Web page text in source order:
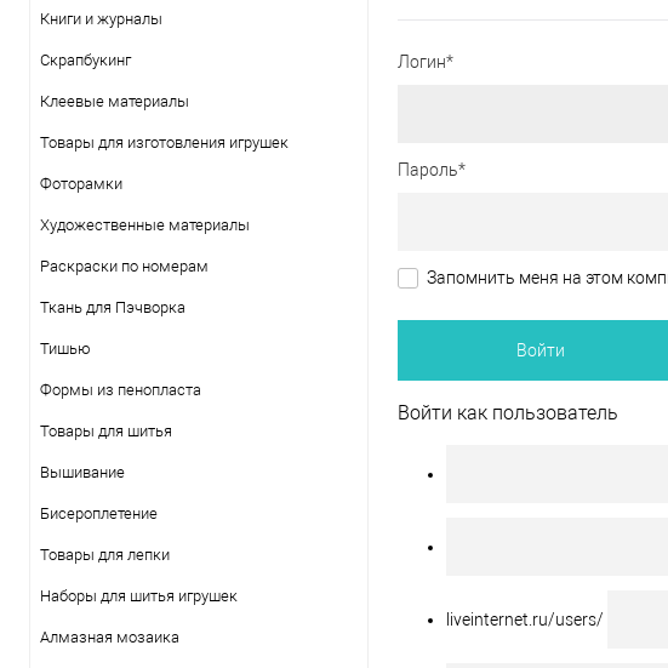
Книги и журналы
Скрапбукинг
Клеевые материалы
Товары для изготовления игрушек
Фоторамки
Художественные материалы
Раскраски по номерам
Ткань для Пэчворка
Тишью
Формы из пенопласта
Товары для шитья
Вышивание
Бисероплетение
Товары для лепки
Наборы для шитья игрушек
Алмазная мозаика
Логин*
Пароль*
Запомнить меня на этом
Войти как пользователь
liveinternet.ru/users/